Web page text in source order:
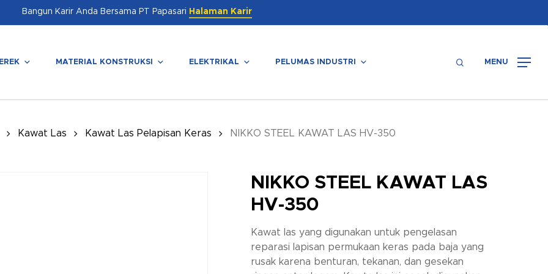
Bangun Karir Anda Bersama PT Papasari Halaman Karir
MATERIAL KONSTRUKSI ELEKTRIKAL PELUMAS INDUSTRI searchMENU
Kawat Las Kawat Las Pelapisan Keras NIKKO STEEL KAWAT LAS HV-350
NIKKO STEEL KAWAT LAS
HV-350
Kawat las yang digunakan untuk pengelasan
reparasi lapisan permukaan keras pada baja yang
rusak karena benturan, tekanan, dan gesekan